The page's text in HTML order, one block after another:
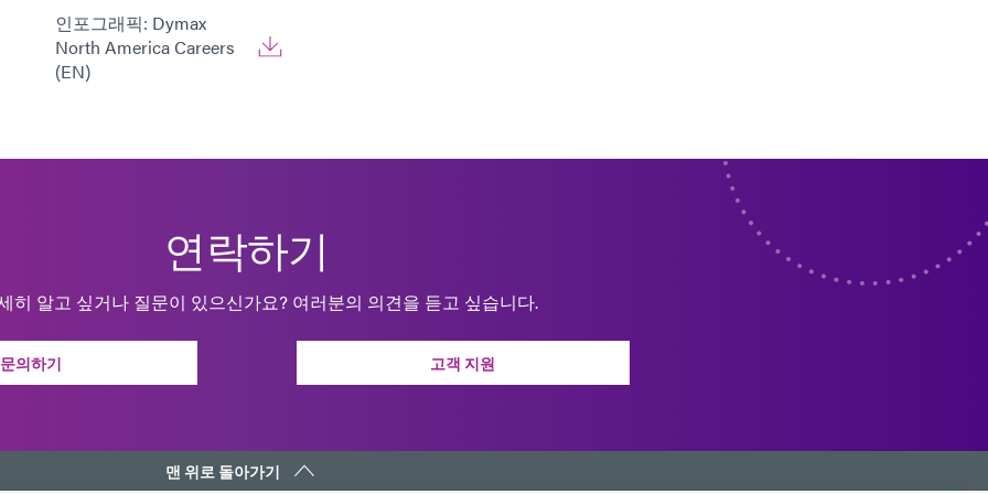
인포그래픽: Dymax
North America Careers
(EN)
연락하기
히 알고 싶거나 질문이 있으신가요? 여러분의 의견을 듣고 싶습니다.
문의하기 고객 지원
맨 위로 돌아가기